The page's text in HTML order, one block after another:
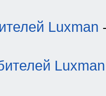
Luxman
Luxman